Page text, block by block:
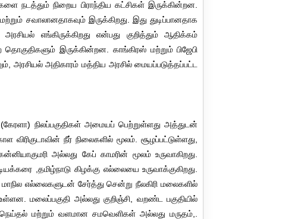
நடத்தும் நிறைய பிராந்திய கட்சிகள் இருக்கின்றன.
சவாலானதாகவும் இருக்கிறது. இது துடிப்பானதாக
எங்கிருக்கிறது என்பது குறித்தும் ஆதிக்கம்
இருக்கின்றன. காங்கிரஸ் மற்றும் பிஜேபி
அரசியல் அதிகாரம் மத்திய அரசில் மையப்படுத்தப்பட்ட
நிலப்பகுதிகள் அமையப் பெற்றுள்ளது அத்துடன்
நீர் நிலைகளில் மூலம். சூழப்பட்டுள்ளது,
அல்லது கேப் காமரின் மூலம் உருவாகிறது.
,தமிழ்நாடு கிழக்கு எல்லையை உருவாக்குகிறது.
எல்லைகளுடன் சேர்த்து சென்று நீலகிரி மலைகளில்
மலைப்பகுதி அல்லது குறிஞ்சி, வறண்ட பகுதியில்
மற்றும் வளமான சமவெளிகள் அல்லது மருதம்,.